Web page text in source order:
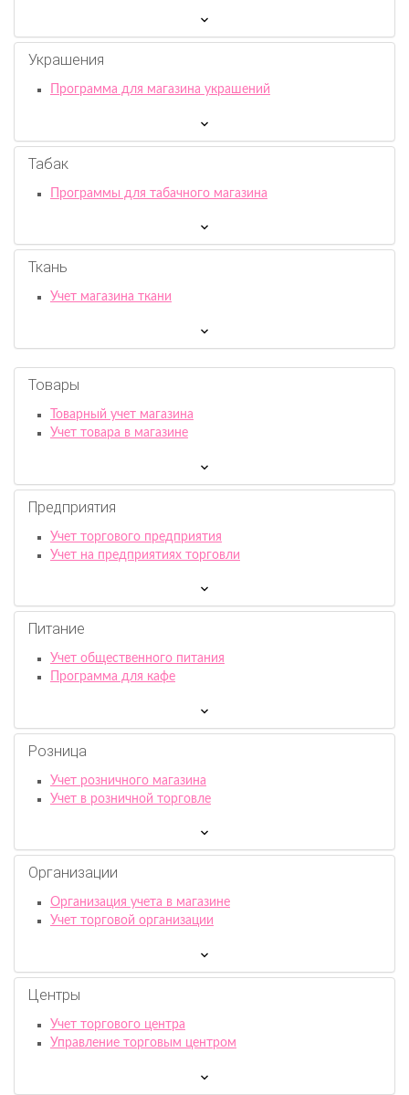
Украшения
Программа для магазина украшений
Табак
Программы для табачного магазина
Ткань
Учет магазина ткани
Товары
Товарный учет магазина
Учет товара в магазине
Предприятия
Учет торгового предприятия
Учет на предприятиях торговли
Питание
Учет общественного питания
Программа для кафе
Розница
Учет розничного магазина
Учет в розничной торговле
Организации
Организация учета в магазине
Учет торговой организации
Центры
Учет торгового центра
Управление торговым центром